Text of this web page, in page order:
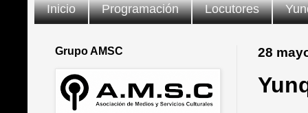
Inicio Programación Locutores
28
Grupo AMSC